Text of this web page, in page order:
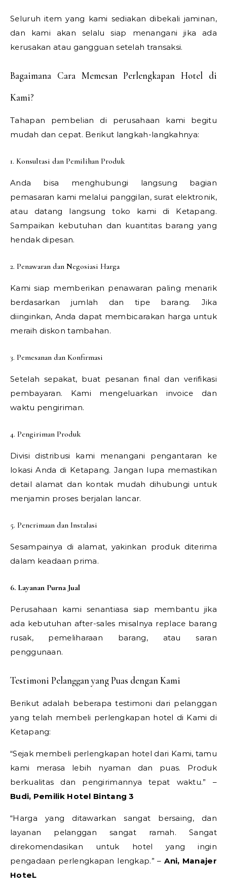
Seluruh item yang kami sediakan dibekali jaminan,
dan kami akan selalu siap menangani jika ada
kerusakan atau gangguan setelah transaksi.
Bagaimana Cara Memesan Perlengkapan Hotel di
Kami?
Tahapan pembelian di perusahaan kami begitu
mudah dan cepat. Berikut langkah-langkahnya:
1. Konsultasi dan Pemilihan Produk
Anda bisa menghubungi langsung bagian
pemasaran kami melalui panggilan, surat elektronik,
atau datang langsung toko kami di Ketapang.
Sampaikan kebutuhan dan kuantitas barang yang
hendak dipesan.
2. Penawaran dan Negosiasi Harga
Kami siap memberikan penawaran paling menarik
berdasarkan jumlah dan tipe barang. Jika
diinginkan, Anda dapat membicarakan harga untuk
meraih diskon tambahan.
3. Pemesanan dan Konfirmasi
Setelah sepakat, buat pesanan final dan verifikasi
pembayaran. Kami mengeluarkan invoice dan
waktu pengiriman.
4. Pengiriman Produk
Divisi distribusi kami menangani pengantaran ke
lokasi Anda di Ketapang. Jangan lupa memastikan
detail alamat dan kontak mudah dihubungi untuk
menjamin proses berjalan lancar.
5. Penerimaan dan Instalasi
Sesampainya di alamat, yakinkan produk diterima
dalam keadaan prima.
6. Layanan Purna Jual
Perusahaan kami senantiasa siap membantu jika
ada kebutuhan after-sales misalnya replace barang
rusak, pemeliharaan barang, atau saran
penggunaan.
Testimoni Pelanggan yang Puas dengan Kami
Berikut adalah beberapa testimoni dari pelanggan
yang telah membeli perlengkapan hotel di Kami di
Ketapang:
“Sejak membeli perlengkapan hotel dari Kami, tamu
kami merasa lebih nyaman dan puas. Produk
berkualitas dan pengirimannya tepat waktu.” –
Budi, Pemilik Hotel Bintang 3
“Harga yang ditawarkan sangat bersaing, dan
layanan pelanggan sangat ramah. Sangat
direkomendasikan untuk hotel yang ingin
pengadaan perlengkapan lengkap.” –Ani, Manajer
HoteL